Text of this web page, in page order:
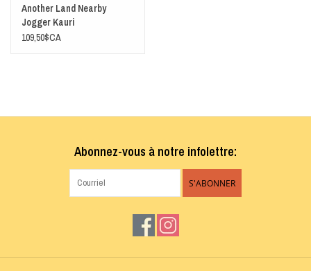
Another Land Nearby
Jogger Kauri
109,50$CA
Abonnez-vous à notre infolettre:
S'ABONNER